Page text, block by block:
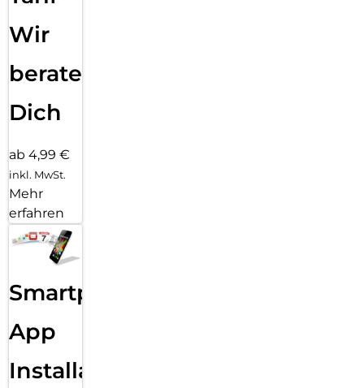
Wartezeiten – mit dem MediaTek Dimensity 7400 Prozessor
und bis zu 12 GB RAM (modellabhängig) (10).
Wir
beraten
Dich
ab 4,99 €
inkl. MwSt.
Mehr
erfahren
Smartphone
App
Installation